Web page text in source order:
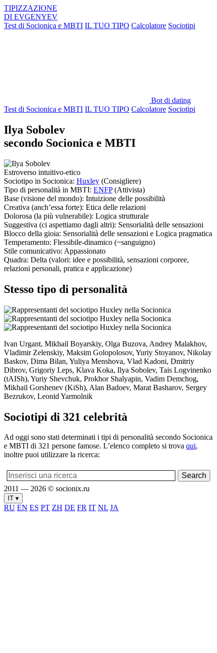
TIPIZZAZIONE
DI EVGENYEV
Test di Socionica e MBTI IL TUO TIPO Calcolatore Sociotipi
Bot di dating
Test di Socionica e MBTI IL TUO TIPO Calcolatore Sociotipi
Ilya Sobolev
secondo Socionica e MBTI
Estroverso intuitivo-etico
Sociotipo in Socionica: Huxley (Consigliere)
Tipo di personalità in MBTI: ENFP(Attivista)
Base (visione del mondo): Intuizione delle possibilità
Creativa (anch’essa forte): Etica delle relazioni
Dolorosa (la più vulnerabile): Logica strutturale
Suggestiva (ci aspettiamo dagli altri): Sensorialità delle sensazioni
Blocco della gioia: Sensorialità delle sensazioni e Logica pragmatica
Temperamento: Flessibile-dinamico (~sanguigno)
Stile comunicativo: Appassionato
Quadra: Delta (valori: idee e possibilità, sensazioni corporee,
relazioni personali, pratica e applicazione)
Stesso tipo di personalità
Ivan Urgant, Mikhail Boyarskiy, Olga Buzova, Andrey Malakhov,
Vladimir Zelenskiy, Maksim Golopolosov, Yuriy Stoyanov, Nikolay
Baskov, Dima Bilan, Yuliya Menshova, Vlad Kadoni, Dmitriy
Dibrov, Grigoriy Leps, Klava Koka, Ilya Sobolev, Tais Logvinenko
(tAISh), Yuriy Shevchuk, Prokhor Shalyapin, Vadim Demchog,
Mikhail Gorshenev (KiSh), Alan Badoev, Marat Basharov, Sergey
Bezrukov, Leonid Yarmolnik
Sociotipi di 321 celebrità
Ad oggi sono stati determinati i tipi di personalità secondo Socionica
e MBTI di 321 persone famose. L’elenco completo si trova qui,
inoltre puoi utilizzare la ricerca:
2011 — 2026 © socionix.ru
IT ▾
RU EN ES PT ZH DE FR IT NL JA